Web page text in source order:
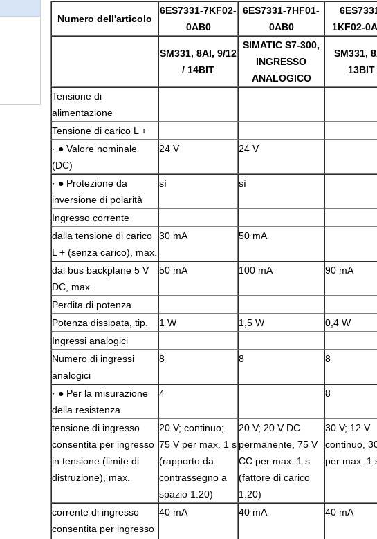
Numero dell'articolo
6ES7331-7KF02-
0AB0
6ES7331-7HF01-
0AB0
1KF02-
SM331, 8AI, 9/12
/ 14BIT
SIMATIC S7-300,
INGRESSO
ANALOGICO
SM331,
13BIT
Tensione di
alimentazione
Tensione di carico L +
· ● Valore nominale
(DC)
24 V 24 V
· ● Protezione da
inversione di polarità
sì sì
Ingresso corrente
dalla tensione di carico
L + (senza carico), max.
30 mA 50 mA
dal bus backplane 5 V
DC, max.
50 mA 100 mA 90 mA
Perdita di potenza
Potenza dissipata, tip.
1 W 1,5 W
0,4 W
Ingressi analogici
Numero di ingressi
analogici
8 8 8
· ● Per la misurazione
della resistenza
4 8
tensione di ingresso
consentita per ingresso
in tensione (limite di
distruzione), max.
20 V; continuo;
75 V per max. 1 s
(rapporto da
contrassegno a
spazio 1:20)
20 V; 20 V DC
permanente, 75 V
CC per max. 1 s
(fattore di carico
1:20)
30 V; 12 V
continuo,
per max. 1
corrente di ingresso
consentita per ingresso
40 mA 40 mA 40 mA